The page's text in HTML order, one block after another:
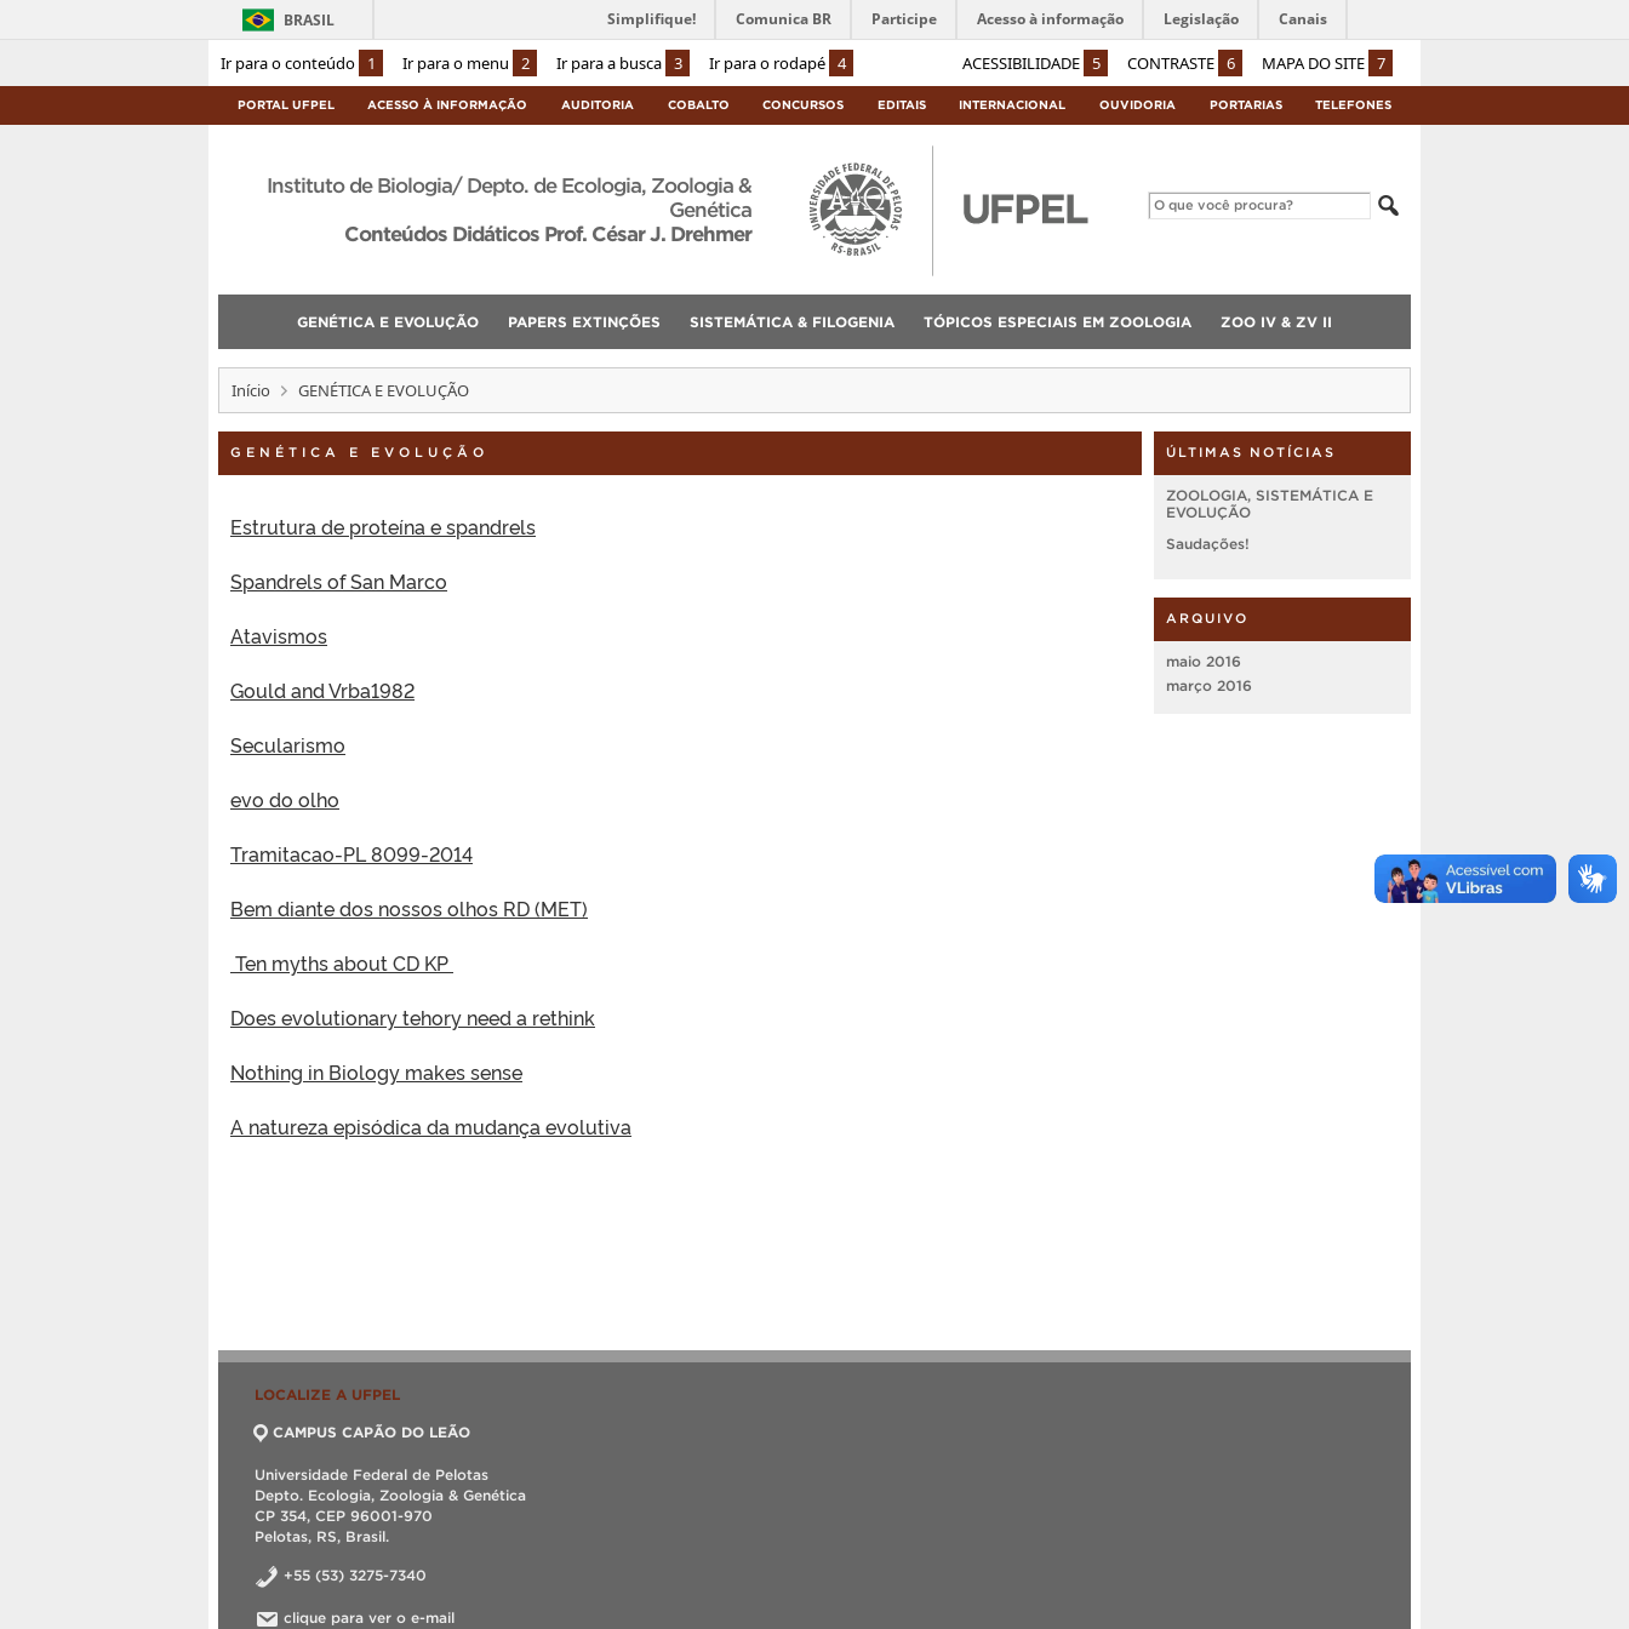
Ir para o conteúdo 1 Ir para o menu 2 Ir para a busca 3 Ir para o rodapé 4 ACESSIBILIDADE 5 CONTRASTE 6 MAPA DO SITE 7
BRASIL Simplifique! Comunica BR Participe Acesso à informação Legislação Canais
PORTAL UFPEL ACESSO À INFORMAÇÃO AUDITORIA COBALTO CONCURSOS EDITAIS INTERNACIONAL OUVIDORIA PORTARIAS TELEFONES
Instituto de Biologia/ Depto. de Ecologia, Zoologia &
Genética
Conteúdos Didáticos Prof. César J. Drehmer
GENÉTICA E EVOLUÇÃO PAPERS EXTINÇÕES SISTEMÁTICA & FILOGENIA TÓPICOS ESPECIAIS EM ZOOLOGIA ZOO IV & ZV II
Início GENÉTICA E EVOLUÇÃO
GENÉTICA E EVOLUÇÃO
Estrutura de proteína e spandrels
Spandrels of San Marco
Atavismos
Gould and Vrba1982
Secularismo
evo do olho
Tramitacao-PL 8099-2014
Bem diante dos nossos olhos RD (MET)
Ten myths about CD KP
Does evolutionary tehory need a rethink
Nothing in Biology makes sense
A natureza episódica da mudança evolutiva
ÚLTIMAS NOTÍCIAS
ZOOLOGIA, SISTEMÁTICA E
EVOLUÇÃO
Saudações!
ARQUIVO
maio 2016
março 2016
LOCALIZE A UFPEL
CAMPUS CAPÃO DO LEÃO
Universidade Federal de Pelotas
Depto. Ecologia, Zoologia & Genética
CP 354, CEP 96001-970
Pelotas, RS, Brasil.
+55 (53) 3275-7340
clique para ver o e-mail